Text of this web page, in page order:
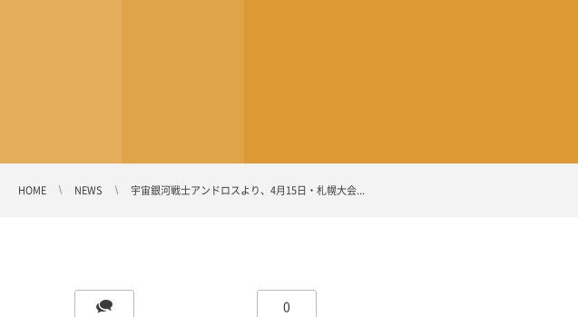
HOME NEWS 宇宙銀河戦士アンドロスより、4月15日・札幌大会...
0